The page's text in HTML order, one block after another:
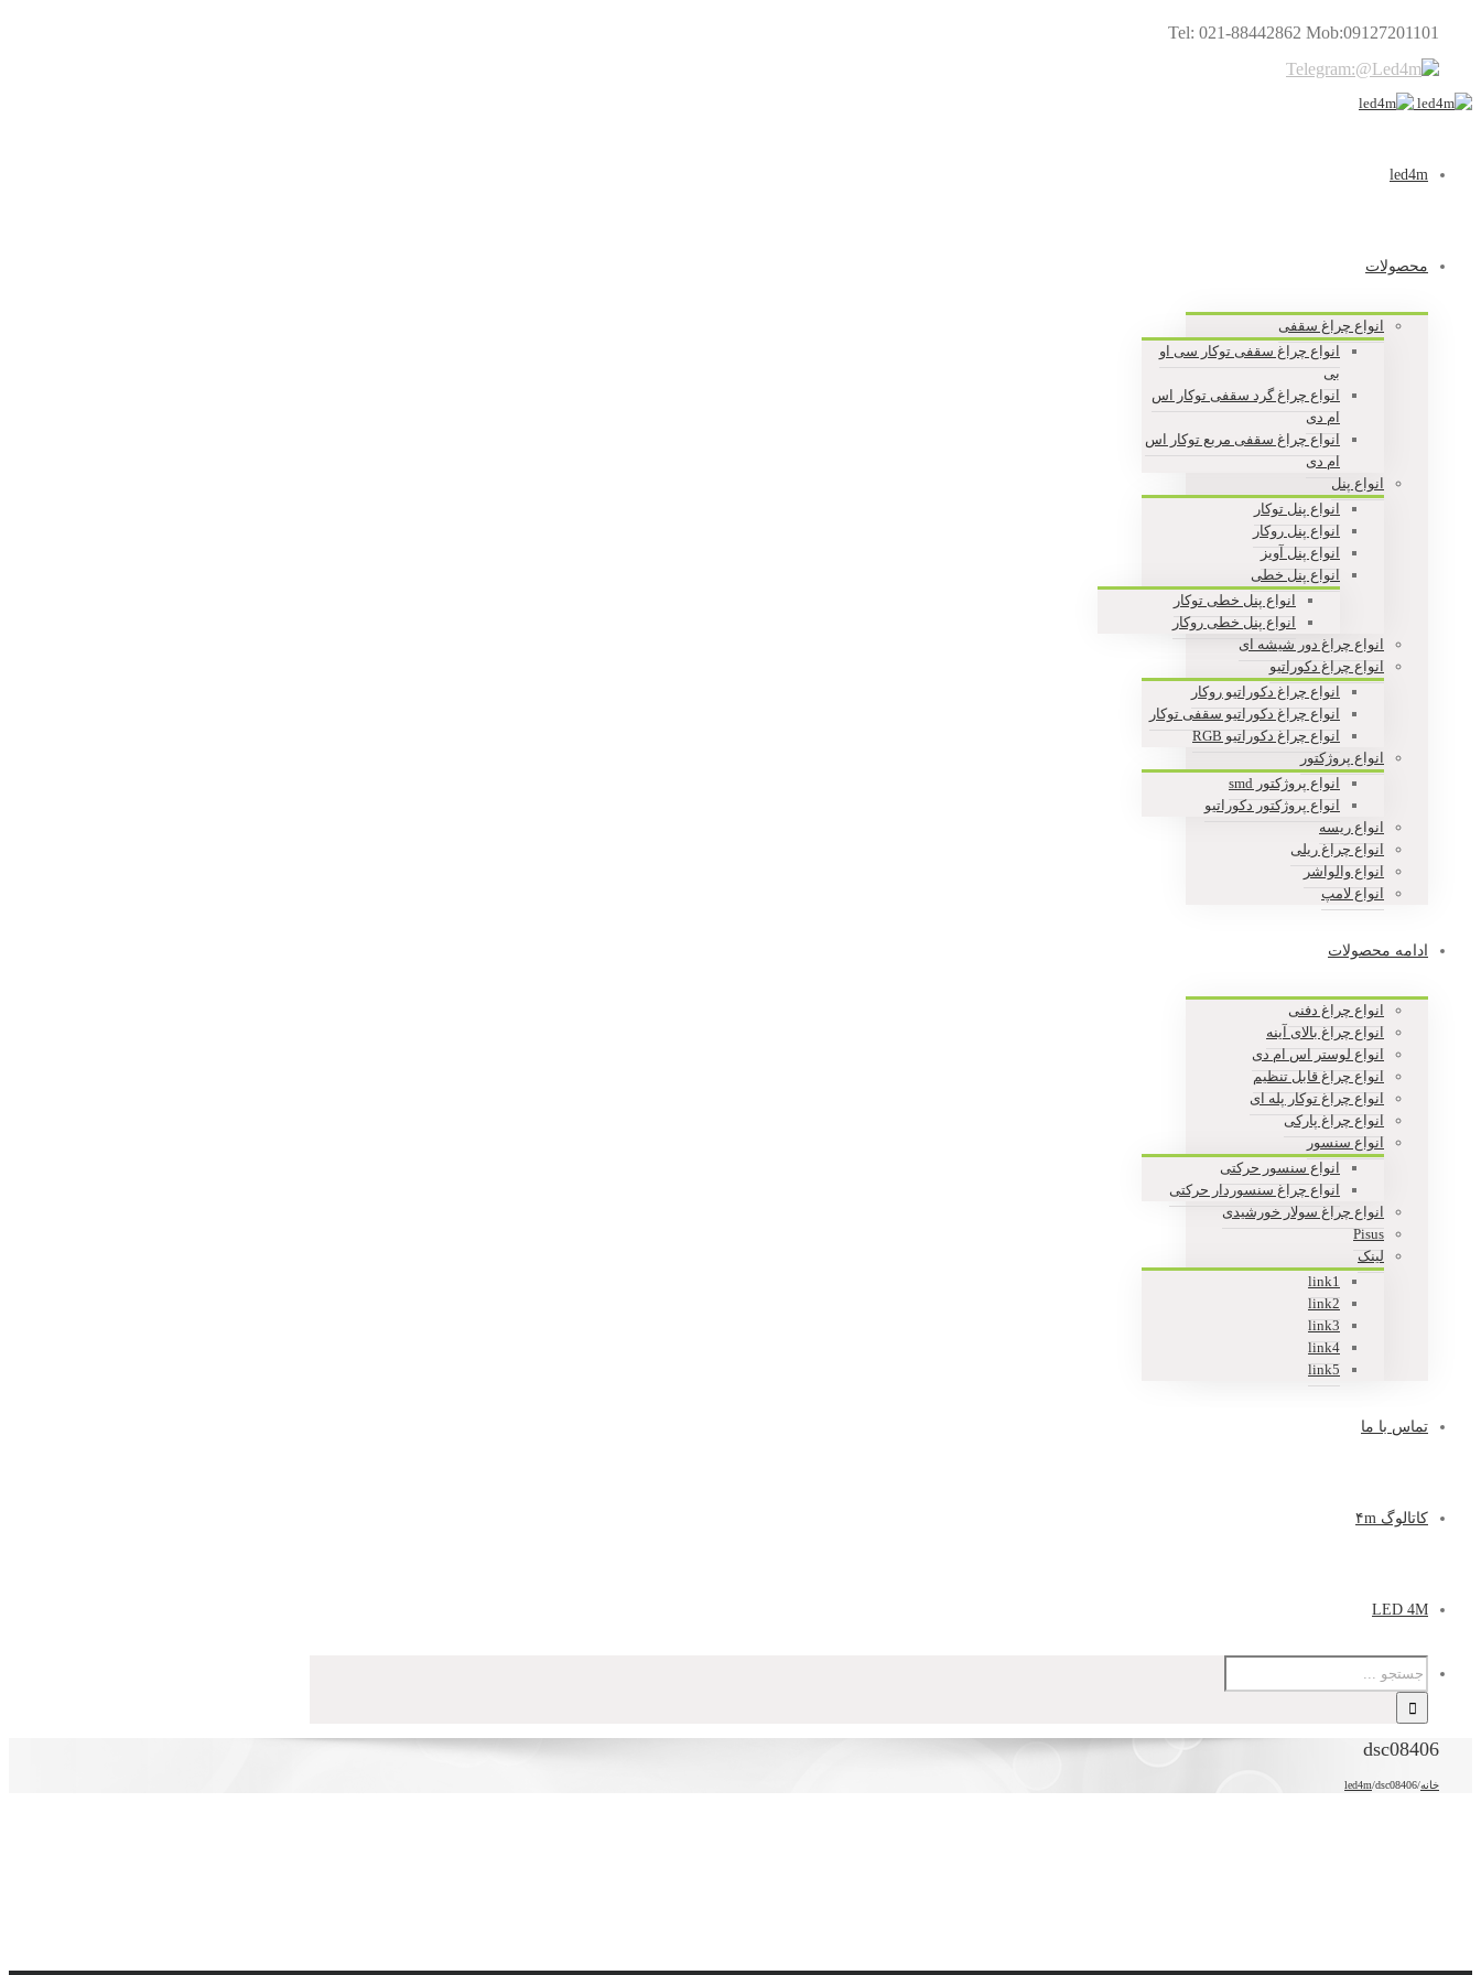
Tel: 021-88442862 Mob:09127201101
led4m
محصولات
انواع چراغ سقفی
انواع چراغ سقفی توکار سی او
بی
انواع چراغ گرد سقفی توکار اس
ام دی
انواع چراغ سقفی مربع توکار اس
ام دی
انواع پنل
انواع پنل توکار
انواع پنل روکار
انواع پنل آویز
انواع پنل خطی
انواع پنل خطی توکار
انواع پنل خطی روکار
انواع چراغ دور شیشه ای
انواع چراغ دکوراتیو
انواع چراغ دکوراتیو روکار
انواع چراغ دکوراتیو سقفی توکار
انواع چراغ دکوراتیو RGB
انواع پروژکتور
انواع پروژکتور smd
انواع پروژکتور دکوراتیو
انواع ریسه
انواع چراغ ریلی
انواع والواشر
انواع لامپ
ادامه محصولات
انواع چراغ دفنی
انواع چراغ بالای آینه
انواع لوستر اس ام دی
انواع چراغ قابل تنظیم
انواع چراغ توکار پله ای
انواع چراغ پارکی
انواع سنسور
انواع سنسور حرکتی
انواع چراغ سنسوردار حرکتی
انواع چراغ سولار خورشیدی
Pisus
لینک
link1
link2
link3
link4
link5
تماس با ما
کاتالوگ ۴m
LED 4M
dsc08406
خانه/
led4m/dsc08406